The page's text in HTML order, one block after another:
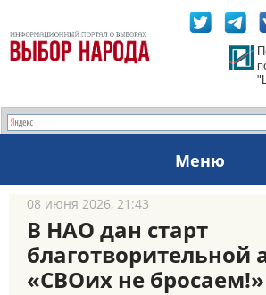
Меню
08 июня 2026, 21:43
В НАО дан старт
благотворительной
«СВОих не бросаем!»